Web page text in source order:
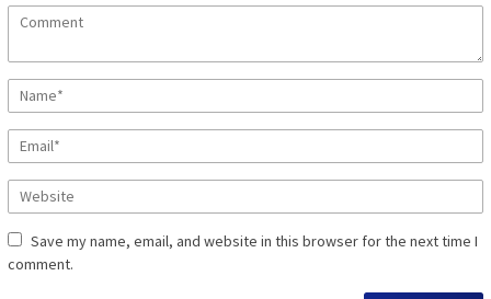
Save my name, email, and website in this browser for the next time I
comment.